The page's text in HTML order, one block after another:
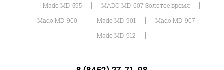
Mado MD-595 | MADO MD-607 Золотое время |
Mado MD-900 | Mado MD-901 | Mado MD-907 |
Mado MD-912 |